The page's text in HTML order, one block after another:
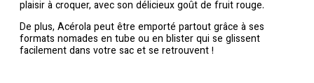
plaisir à croquer, avec son délicieux goût de fruit rouge.
De plus, Acérola peut être emporté partout grâce à ses
formats nomades en tube ou en blister qui se glissent
facilement dans votre sac et se retrouvent !